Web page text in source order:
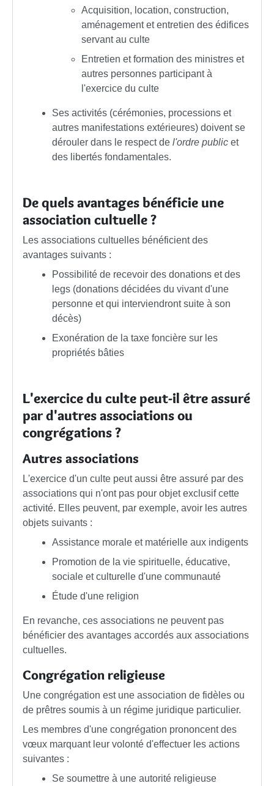
Acquisition, location, construction,
aménagement et entretien des édifices
servant au culte
Entretien et formation des ministres et
autres personnes participant à
l'exercice du culte
Ses activités (cérémonies, processions et
autres manifestations extérieures) doivent se
dérouler dans le respect de l'ordre public et
des libertés fondamentales.
De quels avantages bénéficie une
association cultuelle ?
Les associations cultuelles bénéficient des
avantages suivants :
Possibilité de recevoir des donations et des
legs (donations décidées du vivant d'une
personne et qui interviendront suite à son
décès)
Exonération de la taxe foncière sur les
propriétés bâties
L'exercice du culte peut-il être assuré
par d'autres associations ou
congrégations ?
Autres associations
L'exercice d'un culte peut aussi être assuré par des
associations qui n'ont pas pour objet exclusif cette
activité. Elles peuvent, par exemple, avoir les autres
objets suivants :
Assistance morale et matérielle aux indigents
Promotion de la vie spirituelle, éducative,
sociale et culturelle d'une communauté
Étude d'une religion
En revanche, ces associations ne peuvent pas
bénéficier des avantages accordés aux associations
cultuelles.
Congrégation religieuse
Une congrégation est une association de fidèles ou
de prêtres soumis à un régime juridique particulier.
Les membres d'une congrégation prononcent des
vœux marquant leur volonté d'effectuer les actions
suivantes :
Se soumettre à une autorité religieuse